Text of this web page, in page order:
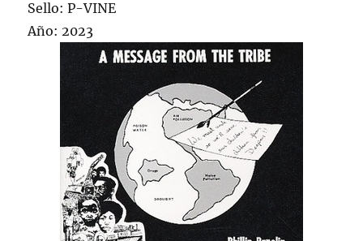
Sello: P-VINE
Año: 2023